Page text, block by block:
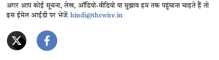
अगर आप कोई सूचना, लेख, ऑडियो-वीडियो या सुझाव हम तक पहुंचाना चाहते हैं तो
इस ईमेल आईडी पर भेजें:hindi@thewire.in